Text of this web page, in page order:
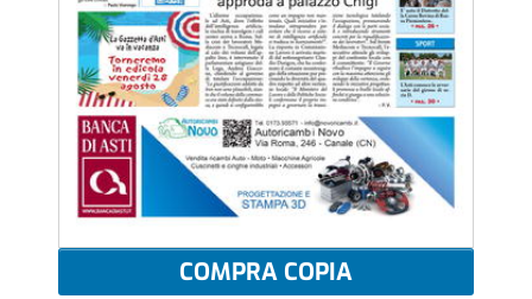
COMPRA COPIA